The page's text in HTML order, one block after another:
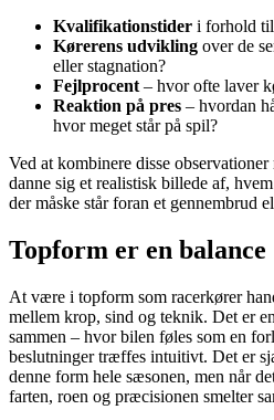
Kvalifikationstider i forhold til
Kørerens udvikling over de
eller stagnation?
Fejlprocent – hvor ofte laver
Reaktion på pres – hvordan
hvor meget står på spil?
Ved at kombinere disse
danne sig et realistisk billede af,
der måske står foran et gennembrud
Topform er en balance
At være i topform som racerkører
mellem krop, sind og teknik. Det er
sammen – hvor bilen føles som en
beslutninger træffes intuitivt. Det er
denne form hele sæsonen, men når
farten, roen og præcisionen smelter